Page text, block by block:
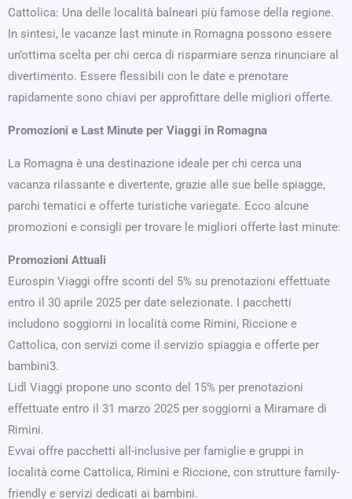
Cattolica: Una delle località balneari più famose della regione.
In sintesi, le vacanze last minute in Romagna possono essere
un’ottima scelta per chi cerca di risparmiare senza rinunciare al
divertimento. Essere flessibili con le date e prenotare
rapidamente sono chiavi per approfittare delle migliori offerte.
Promozioni e Last Minute per Viaggi in Romagna
La Romagna è una destinazione ideale per chi cerca una
vacanza rilassante e divertente, grazie alle sue belle spiagge,
parchi tematici e offerte turistiche variegate. Ecco alcune
promozioni e consigli per trovare le migliori offerte last minute:
Promozioni Attuali
Eurospin Viaggi offre sconti del 5% su prenotazioni effettuate
entro il 30 aprile 2025 per date selezionate. I pacchetti
includono soggiorni in località come Rimini, Riccione e
Cattolica, con servizi come il servizio spiaggia e offerte per
bambini3.
Lidl Viaggi propone uno sconto del 15% per prenotazioni
effettuate entro il 31 marzo 2025 per soggiorni a Miramare di
Rimini.
Evvai offre pacchetti all-inclusive per famiglie e gruppi in
località come Cattolica, Rimini e Riccione, con strutture family-
friendly e servizi dedicati ai bambini.